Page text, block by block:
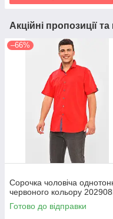
Акційні пропозиції
–66%
Сорочка чоловіча
червоного кольору
Готово до відправки